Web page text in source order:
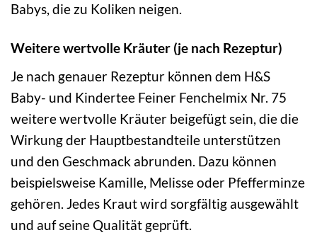
Babys, die zu Koliken neigen.
Weitere wertvolle Kräuter (je nach Rezeptur)
Je nach genauer Rezeptur können dem H&S
Baby- und Kindertee Feiner Fenchelmix Nr. 75
weitere wertvolle Kräuter beigefügt sein, die die
Wirkung der Hauptbestandteile unterstützen
und den Geschmack abrunden. Dazu können
beispielsweise Kamille, Melisse oder Pfefferminze
gehören. Jedes Kraut wird sorgfältig ausgewählt
und auf seine Qualität geprüft.